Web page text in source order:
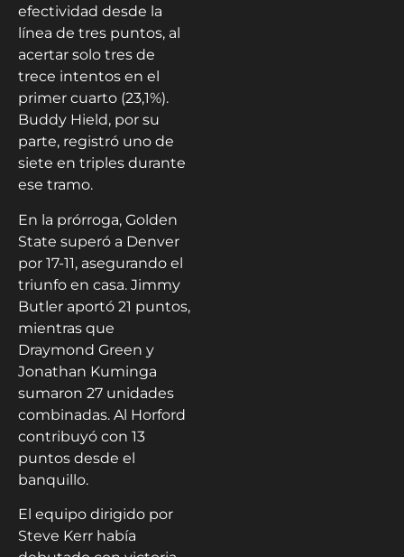
efectividad desde la
línea de tres puntos, al
acertar solo tres de
trece intentos en el
primer cuarto (23,1%).
Buddy Hield, por su
parte, registró uno de
siete en triples durante
ese tramo.
En la prórroga, Golden
State superó a Denver
por 17-11, asegurando el
triunfo en casa. Jimmy
Butler aportó 21 puntos,
mientras que
Draymond Green y
Jonathan Kuminga
sumaron 27 unidades
combinadas. Al Horford
contribuyó con 13
puntos desde el
banquillo.
El equipo dirigido por
Steve Kerr había